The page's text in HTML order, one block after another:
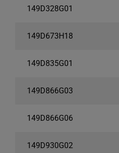
149D328G01
149D673H18
149D835G01
149D866G03
149D866G06
149D930G02